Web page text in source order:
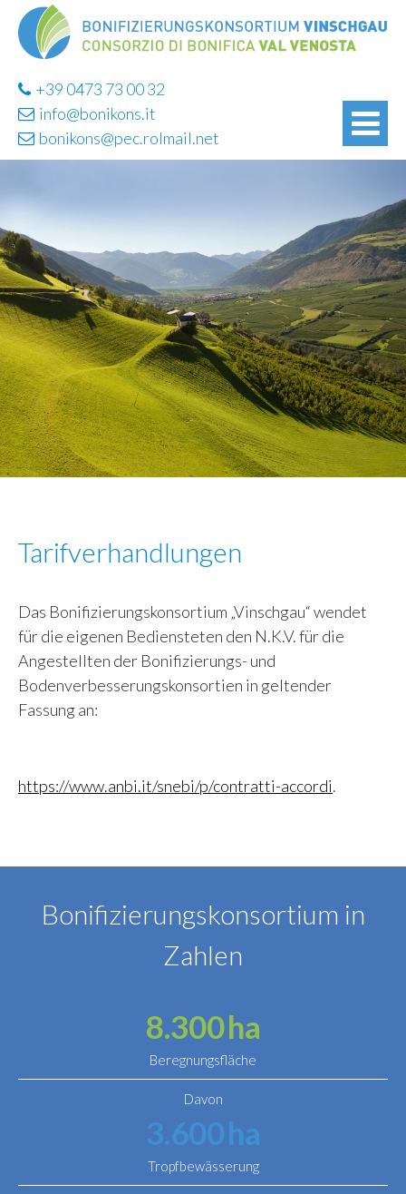
+39 0473 73 00 32
info@bonikons.it
bonikons@pec.rolmail.net
Tarifverhandlungen
Das Bonifizierungskonsortium „Vinschgau“ wendet
für die eigenen Bediensteten den N.K.V. für die
Angestellten der Bonifizierungs- und
Bodenverbesserungskonsortien in geltender
Fassung an:
https://www.anbi.it/snebi/p/contratti-accordi.
Bonifizierungskonsortium in
Zahlen
8.300ha
Beregnungsfläche
Davon
3.600ha
Tropfbewässerung